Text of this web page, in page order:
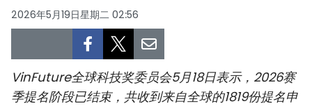
政治
经济
社会
2026年5月19日星期二 02:56
VinFuture全球科技奖委员会5月18日表示，2026赛
季提名阶段已结束，共收到来自全球的1819份提名申